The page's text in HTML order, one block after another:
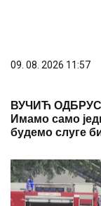
09. 08. 2026 11:57
ВУЧИЋ
Имамо само
будемо слуге